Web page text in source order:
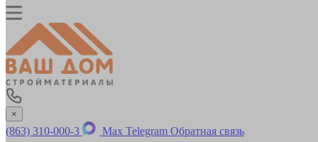
×
(863) 310-000-3 Max Telegram Обратная связь